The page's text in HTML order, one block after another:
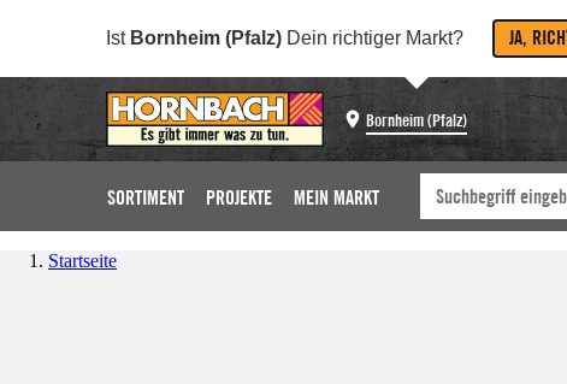
Ist Bornheim (Pfalz) Dein richtiger Markt? JA,
Bornheim (Pfalz)
SORTIMENT PROJEKTE MEIN MARKT
Startseite